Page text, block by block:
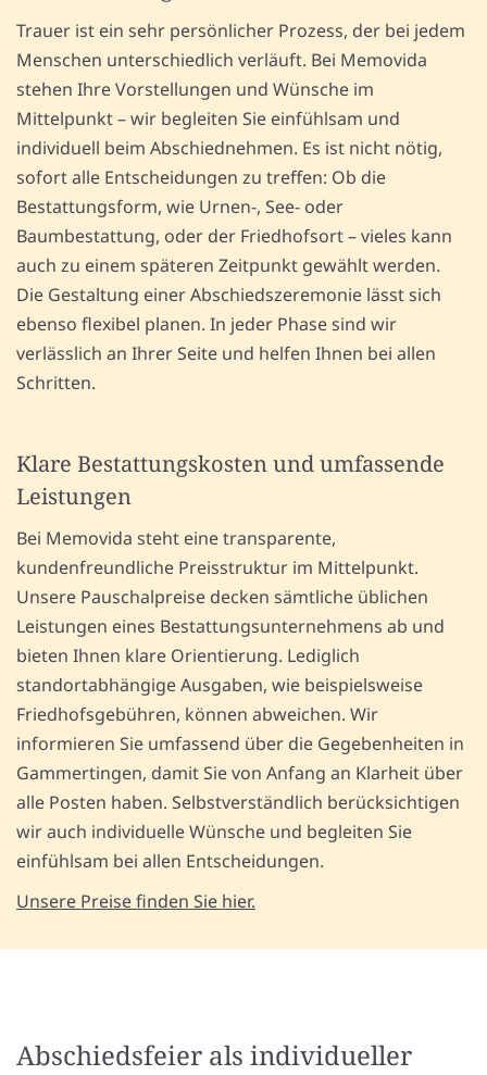
Trauer ist ein sehr persönlicher Prozess, der bei jedem
Menschen unterschiedlich verläuft. Bei Memovida
stehen Ihre Vorstellungen und Wünsche im
Mittelpunkt – wir begleiten Sie einfühlsam und
individuell beim Abschiednehmen. Es ist nicht nötig,
sofort alle Entscheidungen zu treffen: Ob die
Bestattungsform, wie Urnen-, See- oder
Baumbestattung, oder der Friedhofsort – vieles kann
auch zu einem späteren Zeitpunkt gewählt werden.
Die Gestaltung einer Abschiedszeremonie lässt sich
ebenso flexibel planen. In jeder Phase sind wir
verlässlich an Ihrer Seite und helfen Ihnen bei allen
Schritten.
Klare Bestattungskosten und umfassende
Leistungen
Bei Memovida steht eine transparente,
kundenfreundliche Preisstruktur im Mittelpunkt.
Unsere Pauschalpreise decken sämtliche üblichen
Leistungen eines Bestattungsunternehmens ab und
bieten Ihnen klare Orientierung. Lediglich
standortabhängige Ausgaben, wie beispielsweise
Friedhofsgebühren, können abweichen. Wir
informieren Sie umfassend über die Gegebenheiten in
Gammertingen, damit Sie von Anfang an Klarheit über
alle Posten haben. Selbstverständlich berücksichtigen
wir auch individuelle Wünsche und begleiten Sie
einfühlsam bei allen Entscheidungen.
Unsere Preise finden Sie hier.
Abschiedsfeier als individueller